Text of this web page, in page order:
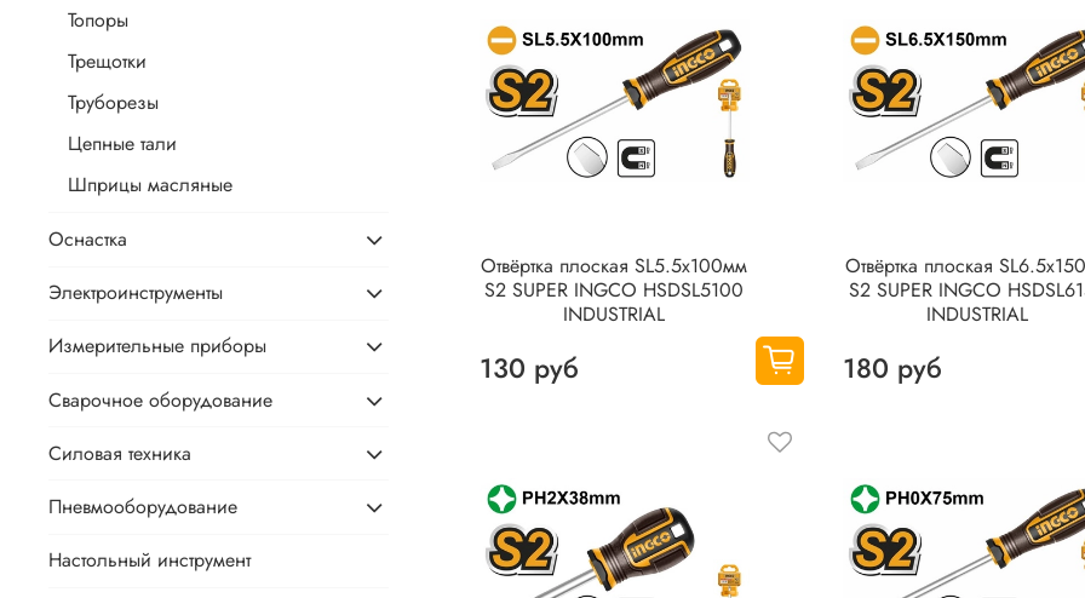
Oтвëртка плоская SL5.5x100мм
S2 SUPER INGCO HSDSL5100
INDUSTRIAL
130 руб
Oтвëртка плоская
S2 SUPER INGCO
INDUSTRIAL
180 руб
Топоры
Трещотки
Труборезы
Цепные тали
Шприцы масляные
Оснастка
Электроинструменты
Измерительные приборы
Сварочное оборудование
Силовая техника
Пневмооборудование
Настольный инструмент